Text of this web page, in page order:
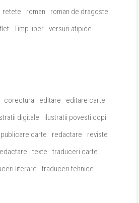
retete roman
roman de dragoste
Timp liber versuri atipice
corectura editare
editare carte
digitale
ilustratii povesti copii
publicare carte redactare
reviste
texte
traduceri carte
literare traduceri tehnice